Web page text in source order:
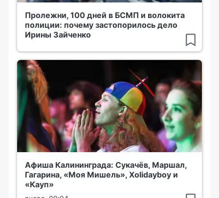
Пролежни, 100 дней в БСМП и волокита
полиции: почему застопорилось дело
Ирины Зайченко
Афиша Калининграда: Сукачёв, Маршал,
Гагарина, «Моя Мишель», Xolidayboy и
«Кауп»